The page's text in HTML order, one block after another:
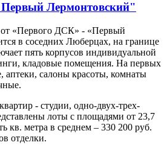
Лермонтовский"
от «Первого ДСК» - «Первый
в соседних Люберцах, на границе
пять корпусов индивидуальной
кладовые помещения. На первых
аптеки, салоны красоты, комнаты
- студии, одно-двух-трех-
лоты с площадями от 23,7
кв. метра в среднем – 330 200 руб.
отделки.